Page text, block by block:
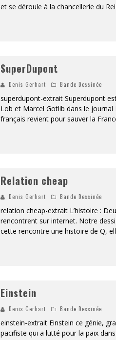
et se déroule à la chancellerie du
SuperDupont
Denis Gerhart Bande Dessinée
superdupont-extrait Superdupont
Lob et Marcel Gotlib dans le
français revient pour sauver la
Relation cheap
Denis Gerhart Bande Dessinée
relation cheap-extrait L’histoire :
rencontrent sur internet. Notre
cette rencontre une histoire de Q,
Einstein
Denis Gerhart Bande Dessinée
einstein-extrait Einstein ce génie,
pacifiste qui a lutté pour la paix